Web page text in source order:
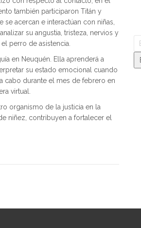
también participaron Titán y
se acercan e interactúan con niñas,
su angustia, tristeza, nervios y
perro de asistencia.
en Neuquén. Ella aprenderá a
su estado emocional cuando
cabo durante el mes de febrero en
virtual.
organismo de la justicia en la
niñez, contribuyen a fortalecer el